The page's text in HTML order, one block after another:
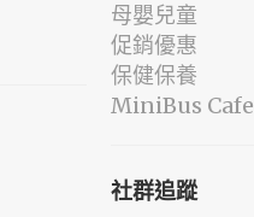
母嬰兒童
促銷優惠
保健保養
MiniBus Cafe
社群追蹤